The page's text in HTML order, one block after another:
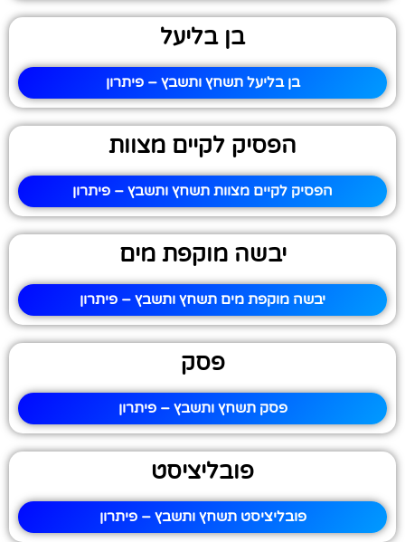
בן בליעל
בן בליעל תשחץ ותשבץ – פיתרון
הפסיק לקיים מצוות
הפסיק לקיים מצוות תשחץ ותשבץ – פיתרון
יבשה מוקפת מים
יבשה מוקפת מים תשחץ ותשבץ – פיתרון
פסק
פסק תשחץ ותשבץ – פיתרון
פובליציסט
פובליציסט תשחץ ותשבץ – פיתרון